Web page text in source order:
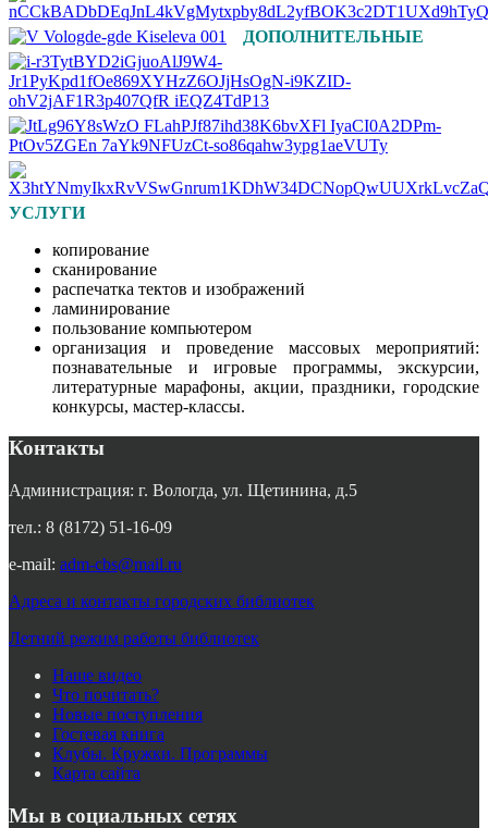
ДОПОЛНИТЕЛЬНЫЕ
УСЛУГИ
копирование
сканирование
распечатка тектов и изображений
ламинирование
пользование компьютером
организация и проведение массовых мероприятий:
познавательные и игровые программы, экскурсии,
литературные марафоны, акции, праздники, городские
конкурсы, мастер-классы.
Контакты
Администрация: г. Вологда, ул. Щетинина, д.5
тел.: 8 (8172) 51-16-09
e-mail: adm-cbs@mail.ru
Адреса и контакты городских библиотек
Летний режим работы библиотек
Наше видео
Что почитать?
Новые поступления
Гостевая книга
Клубы. Кружки. Программы
Карта сайта
Мы в социальных сетях